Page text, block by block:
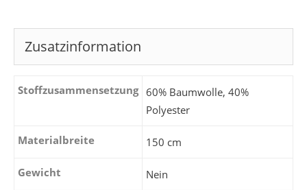
Zusatzinformation
Stoffzusammensetzung
60% Baumwolle, 40%
Polyester
Materialbreite 150 cm
Gewicht Nein